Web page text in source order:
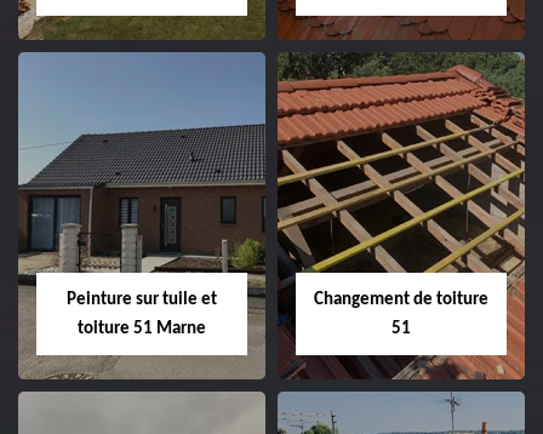
Peintre et peinture
de façade 51
Hydrofuge toiture
51
Peinture sur tuile et
toiture 51 Marne
Changement de toiture
51